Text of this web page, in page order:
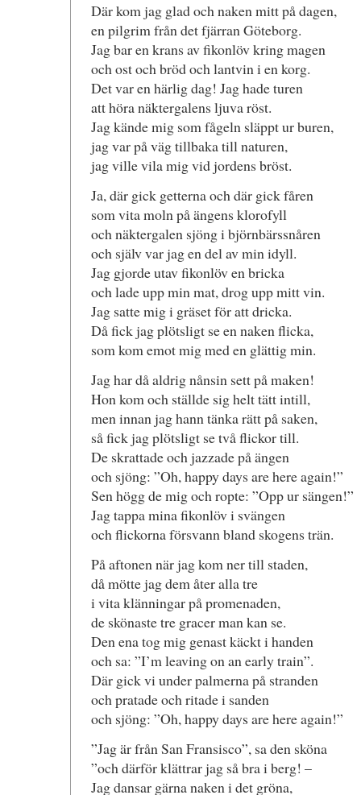
Där kom jag glad och naken mitt på dagen,
en pilgrim från det fjärran Göteborg.
Jag bar en krans av fikonlöv kring magen
och ost och bröd och lantvin i en korg.
Det var en härlig dag! Jag hade turen
att höra näktergalens ljuva röst.
Jag kände mig som fågeln släppt ur buren,
jag var på väg tillbaka till naturen,
jag ville vila mig vid jordens bröst.
Ja, där gick getterna och där gick fåren
som vita moln på ängens klorofyll
och näktergalen sjöng i björnbärssnåren
och själv var jag en del av min idyll.
Jag gjorde utav fikonlöv en bricka
och lade upp min mat, drog upp mitt vin.
Jag satte mig i gräset för att dricka.
Då fick jag plötsligt se en naken flicka,
som kom emot mig med en glättig min.
Jag har då aldrig nånsin sett på maken!
Hon kom och ställde sig helt tätt intill,
men innan jag hann tänka rätt på saken,
så fick jag plötsligt se två flickor till.
De skrattade och jazzade på ängen
och sjöng: ”Oh, happy days are here again!”
Sen högg de mig och ropte: ”Opp ur sängen!”
Jag tappa mina fikonlöv i svängen
och flickorna försvann bland skogens trän.
På aftonen när jag kom ner till staden,
då mötte jag dem åter alla tre
i vita klänningar på promenaden,
de skönaste tre gracer man kan se.
Den ena tog mig genast käckt i handen
och sa: ”I’m leaving on an early train”.
Där gick vi under palmerna på stranden
och pratade och ritade i sanden
och sjöng: ”Oh, happy days are here again!”
”Jag är från San Fransisco”, sa den sköna
”och därför klättrar jag så bra i berg! –
Jag dansar gärna naken i det gröna,